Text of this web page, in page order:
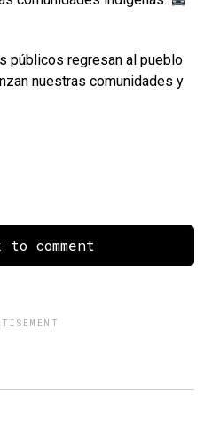
públicos regresan al pueblo
nuestras comunidades y
comment